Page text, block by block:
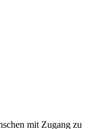
mit Zugang zu